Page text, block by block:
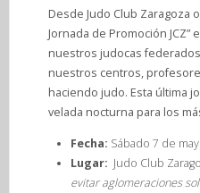
Desde Judo Club Zaragoza
Jornada de Promoción JCZ”
nuestros judocas
nuestros centros,
haciendo judo. Esta última
velada nocturna para los
Fecha: Sábado 7 de
Lugar: Judo Club
evitar aglomeraciones s